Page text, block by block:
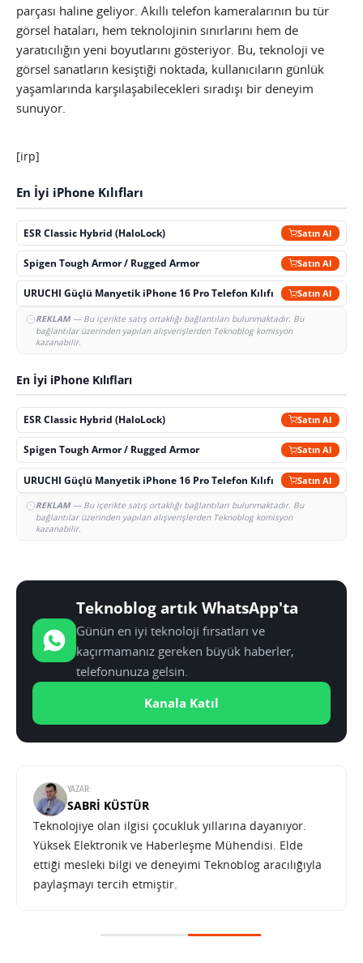
parçası haline geliyor. Akıllı telefon kameralarının bu tür
görsel hataları, hem teknolojinin sınırlarını hem de
yaratıcılığın yeni boyutlarını gösteriyor. Bu, teknoloji ve
görsel sanatların kesiştiği noktada, kullanıcıların günlük
yaşamlarında karşılaşabilecekleri sıradışı bir deneyim
sunuyor.
[irp]
En İyi iPhone Kılıfları
ESR Classic Hybrid (HaloLock) Satın Al
Spigen Tough Armor / Rugged Armor Satın Al
URUCHI Güçlü Manyetik iPhone 16 Pro Telefon Kılıfı Satın Al
REKLAM— Bu içerikte satış ortaklığı bağlantıları bulunmaktadır. Bu
bağlantılar üzerinden yapılan alışverişlerden Teknoblog komisyon
kazanabilir.
En İyi iPhone Kılıfları
ESR Classic Hybrid (HaloLock) Satın Al
Spigen Tough Armor / Rugged Armor Satın Al
URUCHI Güçlü Manyetik iPhone 16 Pro Telefon Kılıfı Satın Al
REKLAM— Bu içerikte satış ortaklığı bağlantıları bulunmaktadır. Bu
bağlantılar üzerinden yapılan alışverişlerden Teknoblog komisyon
kazanabilir.
Teknoblog artık WhatsApp'ta
Günün en iyi teknoloji fırsatları ve
kaçırmamanız gereken büyük haberler,
telefonunuza gelsin.
Kanala Katıl
YAZAR:
SABRI KÜSTÜR
Teknolojiye olan ilgisi çocukluk yıllarına dayanıyor.
Yüksek Elektronik ve Haberleşme Mühendisi. Elde
ettiği mesleki bilgi ve deneyimi Teknoblog aracılığıyla
paylaşmayı tercih etmiştir.